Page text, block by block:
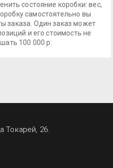
состояние коробки: вес,
самостоятельно вы
заказа. Один заказ может
и его стоимость не
100 000 р.
Токарей, 26.